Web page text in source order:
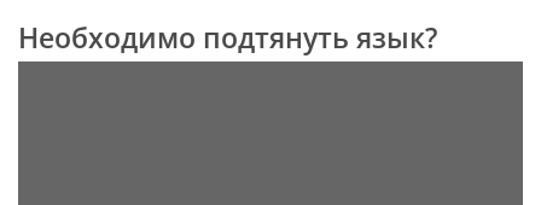
Необходимо подтянуть язык?